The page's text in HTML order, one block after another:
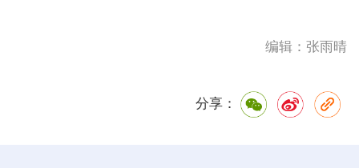
编辑：张雨晴
分享：